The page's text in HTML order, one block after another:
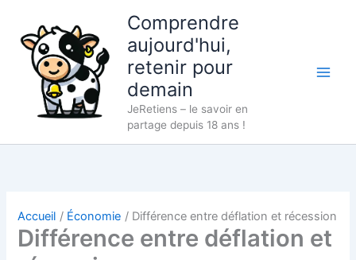
contenu
Comprendre
aujourd'hui,
retenir pour
demain
JeRetiens – le savoir en
partage depuis 18 ans !
Accueil Économie Différence entre déflation et récession
Différence entre déflation et